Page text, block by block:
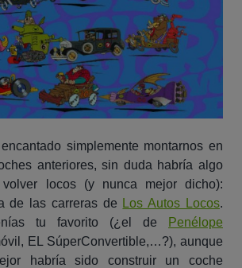
simplemente montarnos en
anteriores, sin duda habría algo
locos (y nunca mejor dicho):
de las carreras de Los Autos Locos.
tu favorito (¿el de
Penélope
EL SúperConvertible,…?), aunque
habría sido construir un coche